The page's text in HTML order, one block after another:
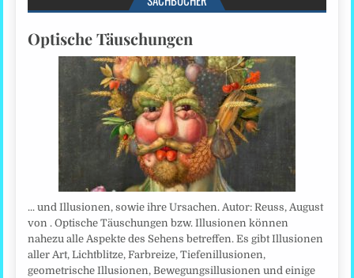
Optische Täuschungen
... und Illusionen, sowie ihre Ursachen. Autor: Reuss, August
von . Optische Täuschungen bzw. Illusionen können
nahezu alle Aspekte des Sehens betreffen. Es gibt Illusionen
aller Art, Lichtblitze, Farbreize, Tiefenillusionen,
geometrische Illusionen, Bewegungsillusionen und einige